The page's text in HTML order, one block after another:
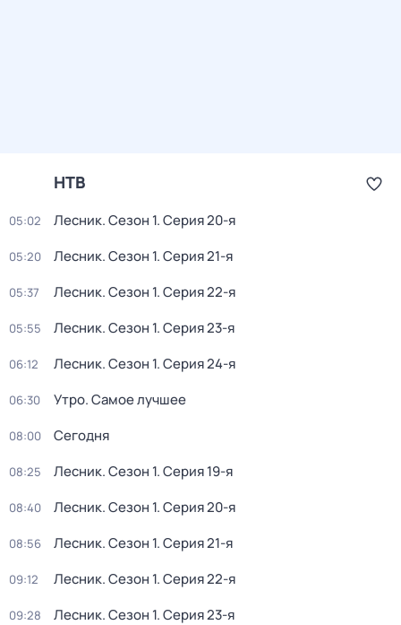
НТВ
05:02 Лесник. Сезон 1. Серия 20-я
05:20 Лесник. Сезон 1. Серия 21-я
05:37 Лесник. Сезон 1. Серия 22-я
05:55 Лесник. Сезон 1. Серия 23-я
06:12 Лесник. Сезон 1. Серия 24-я
06:30 Утро. Самое лучшее
08:00 Сегодня
08:25 Лесник. Сезон 1. Серия 19-я
08:40 Лесник. Сезон 1. Серия 20-я
08:56 Лесник. Сезон 1. Серия 21-я
09:12 Лесник. Сезон 1. Серия 22-я
09:28 Лесник. Сезон 1. Серия 23-я